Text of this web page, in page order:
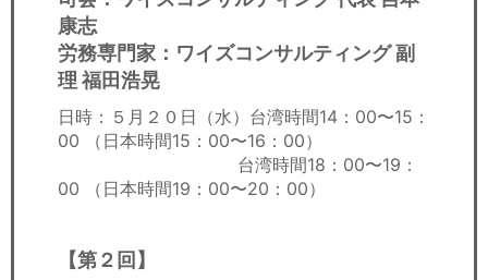
康志
労務専門家：ワイズコンサルティング 副
理 福田浩晃
日時：５月２０日（水）台湾時間14：00〜15：
00 （日本時間15：00〜16：00）
台湾時間18：00〜19：
00 （日本時間19：00〜20：00）
【第２回】